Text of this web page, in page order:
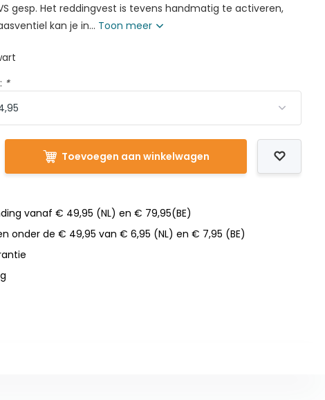
gesp. Het reddingvest is tevens handmatig te activeren,
kan je in... Toon meer
*
Toevoegen aan winkelwagen
vanaf € 49,95 (NL) en € 79,95(BE)
onder de € 49,95 van € 6,95 (NL) en € 7,95 (BE)